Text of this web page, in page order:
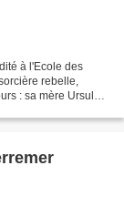
à l'Ecole des
rebelle,
: sa mère Ursule